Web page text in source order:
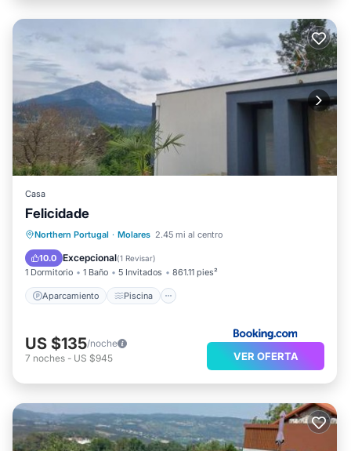
Casa
Felicidade
Northern Portugal · Molares 2.45 mi al centro
10.0 Excepcional(1 Revisar)
1 Dormitorio 1 Baño 5 Invitados 861.11 pies²
Aparcamiento Piscina
Aparcamiento
Piscina
Balcón/Terraza
US $135/noche
7 noches - US $945 VER OFERTA